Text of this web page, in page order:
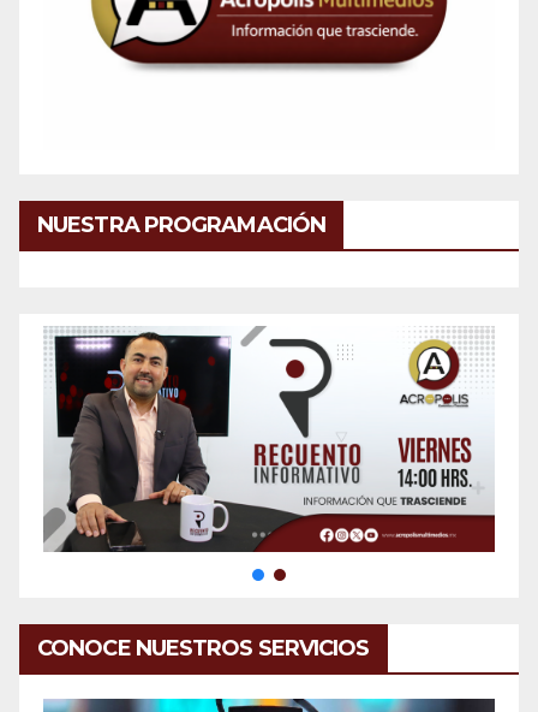
NUESTRA PROGRAMACIÓN
CONOCE NUESTROS SERVICIOS